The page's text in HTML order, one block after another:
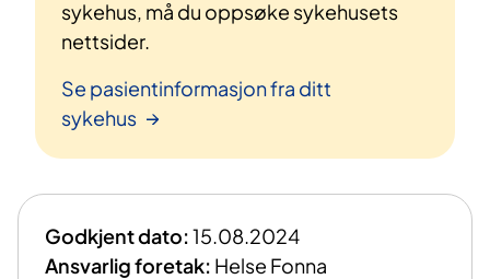
sykehus, må du oppsøke sykehusets
nettsider.
Se pasientinformasjon fra ditt
sykehus
Godkjent dato:15.08.2024
Ansvarlig foretak: Helse Fonna